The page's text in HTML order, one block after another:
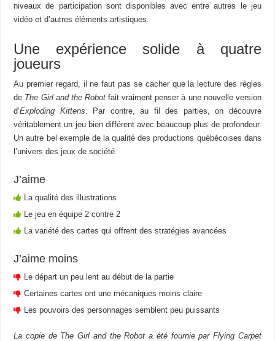
niveaux de participation sont disponibles avec entre autres le jeu
vidéo et d’autres éléments artistiques.
Une expérience solide à quatre
joueurs
Au premier regard, il ne faut pas se cacher que la lecture des règles
de The Girl and the Robotfait vraiment penser à une nouvelle version
d’Exploding Kittens . Par contre, au fil des parties, on découvre
véritablement un jeu bien différent avec beaucoup plus de profondeur.
Un autre bel exemple de la qualité des productions québécoises dans
l’univers des jeux de société.
J’aime
La qualité des illustrations
Le jeu en équipe 2 contre 2
La variété des cartes qui offrent des stratégies avancées
J’aime moins
Le départ un peu lent au début de la partie
Certaines cartes ont une mécaniques moins claire
Les pouvoirs des personnages semblent peu puissants
La copie de The Girl and the Robot a été fournie par Flying Carpet